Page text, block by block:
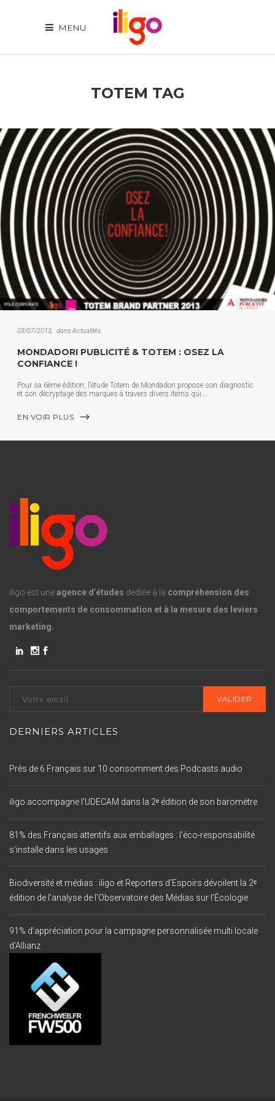
MENU
TOTEM TAG
03/07/2013 dans Actualités
MONDADORI PUBLICITÉ & TOTEM : OSEZ LA
CONFIANCE !
Pour sa 6ème édition, l’étude Totem de Mondadori propose son diagnostic
et son décryptage des marques à travers divers items qui
EN VOIR PLUS
iligo est uneagence d’études dédiée à la compréhension des
comportements de consommation et à la mesure des leviers
marketing.
DERNIERS ARTICLES
Près de 6 Français sur 10 consomment des Podcasts audio
iligo accompagne l’UDECAM dans la 2ᵉ édition de son baromètre
81% des Français attentifs aux emballages : l’éco-responsabilité
s’installe dans les usages
Biodiversité et médias : iligo et Reporters d’Espoirs dévoilent la 2ᵉ
édition de l’analyse de l’Observatoire des Médias sur l’Écologie
91% d’appréciation pour la campagne personnalisée multi locale
d’Allianz